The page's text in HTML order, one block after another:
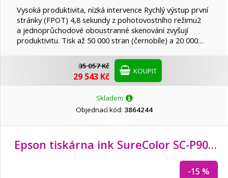
Vysoká produktivita, nízká intervence Rychlý výstup první
stránky (FPOT) 4,8 sekundy z pohotovostního režimu2
a jednoprůchodové oboustranné skenování zvyšují
produktivitu. Tisk až 50 000 stran (černobíle) a 20 000…
35 057 Kč
29 543 Kč KOUPIT
Skladem
Objednací kód: 3864244
Epson tiskárna ink SureColor SC-P900, A2
-15 %